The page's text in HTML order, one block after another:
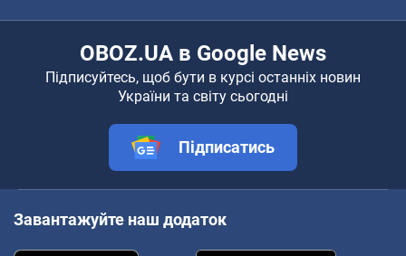
OBOZ.UA в Google News
Підписуйтесь, щоб бути в курсі останніх новин
України та світу сьогодні
Підписатись
Завантажуйте наш додаток